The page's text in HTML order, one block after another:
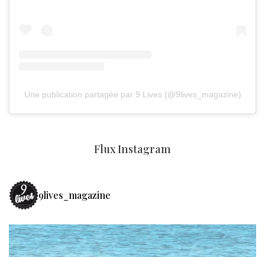
Une publication partagée par 9 Lives (@9lives_magazine)
Flux Instagram
9lives_magazine